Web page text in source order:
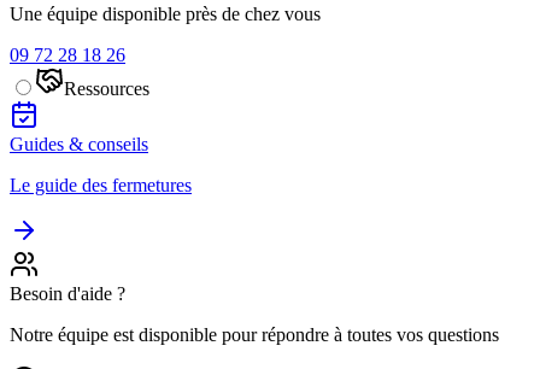
Une équipe disponible près de chez vous
09 72 28 18 26
Ressources
Guides & conseils
Le guide des fermetures
Besoin d'aide ?
Notre équipe est disponible pour répondre à toutes vos questions